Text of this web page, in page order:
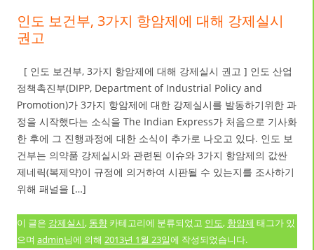
인도 보건부, 3가지 항암제에 대해 강제실시
권고
[ 인도 보건부, 3가지 항암제에 대해 강제실시 권고 ] 인도 산업
정책촉진부(DIPP, Department of Industrial Policy and
Promotion)가 3가지 항암제에 대한 강제실시를 발동하기위한 과
정을 시작했다는 소식을 The Indian Express가 처음으로 기사화
한 후에 그 진행과정에 대한 소식이 추가로 나오고 있다. 인도 보
건부는 의약품 강제실시와 관련된 이슈와 3가지 항암제의 값싼
제네릭(복제약)이 규정에 의거하여 시판될 수 있는지를 조사하기
위해 패널을 […]
이 글은 강제실시, 동향 카테고리에 분류되었고 인도, 항암제 태그가 있
으며 admin님에 의해 2013년 1월 23일에 작성되었습니다.